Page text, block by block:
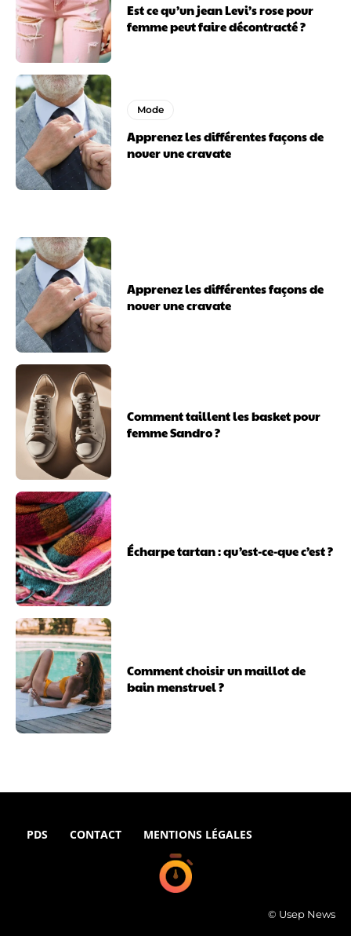
Est ce qu’un jean Levi’s rose pour
femme peut faire décontracté ?
Mode
Apprenez les différentes façons de
nouer une cravate
Apprenez les différentes façons de
nouer une cravate
Comment taillent les basket pour
femme Sandro ?
Écharpe tartan : qu’est-ce-que c’est ?
Comment choisir un maillot de
bain menstruel ?
PDS CONTACT MENTIONS LÉGALES
© Usep News